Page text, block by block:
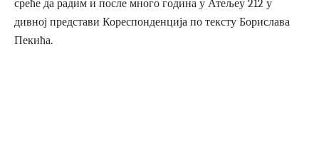
среће да радим и после много година у Атељеу 212 у
дивној представи Кореспонденција по тексту Борислава
Пекића.